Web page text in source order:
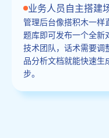
业务人员自主搭建
管理后台像搭积木一样
题库即可发布一个全新
技术团队，话术需要调
品分析文档就能快速
步。